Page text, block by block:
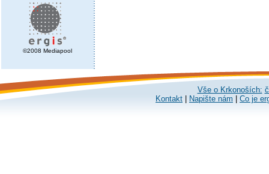
©2008 Mediapool
Vše o Krkonoších:
Kontakt
Napište nám Co je